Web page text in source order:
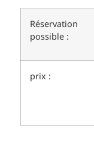
Réservation
possible :
prix :